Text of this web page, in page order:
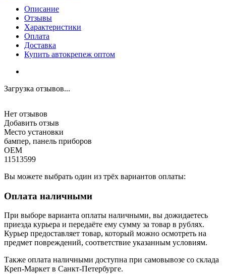
Описание
Отзывы
Характеристики
Оплата
Доставка
Купить автокрепеж оптом
Загрузка отзывов...
Нет отзывов
Добавить отзыв
Место установки
бампер, панель приборов
OEM
11513599
Вы можете выбрать один из трёх вариантов оплаты:
Оплата наличными
При выборе варианта оплаты наличными, вы дожидаетесь
приезда курьера и передаёте ему сумму за товар в рублях.
Курьер предоставляет товар, который можно осмотреть на
предмет повреждений, соответствие указанным условиям.
Также оплата наличными доступна при самовывозе со склада
Креп-Маркет в Санкт-Петербурге.